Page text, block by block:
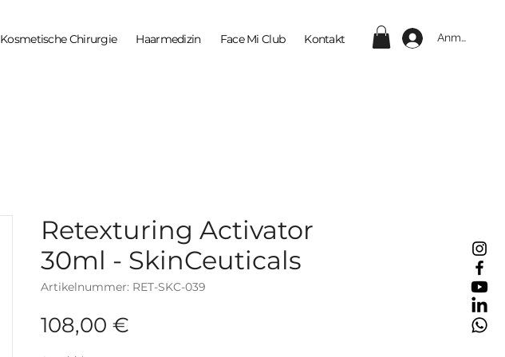
Kosmetische Chirurgie Haarmedizin Face Mi Club Kontakt Anmelden
Retexturing Activator
30ml - SkinCeuticals
Artikelnummer: RET-SKC-039
108,00 €